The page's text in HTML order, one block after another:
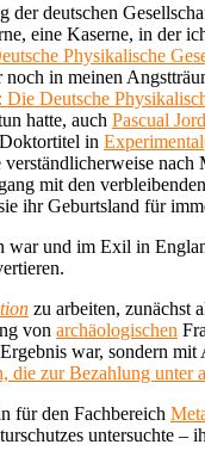
deutschen
eine Kaserne, in der
Physikalische
in meinen
Deutsche
hatte, auch Pascual
in
mit den
ihr Geburtsland für
war und im Exil in
zu arbeiten, zunächst
von archäologischen
war, sondern
die zur Bezahlung
für den Fachbereich
untersuchte –